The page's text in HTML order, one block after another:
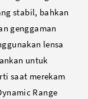
stabil, bahkan
genggaman
lensa
untuk
saat merekam
Range